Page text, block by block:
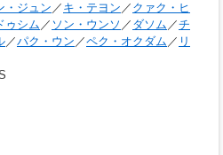
・ジュン ／ キ・テヨン ／ クァク・ヒ
ゥシム ／ ソン・ウンソ ／ ダソム ／チ
／パク・ウン ／ペク・オクダム ／ リ